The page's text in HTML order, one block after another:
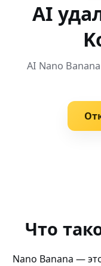
AI
AI Nano
AI posters (Meta
Что
Nano Banana —